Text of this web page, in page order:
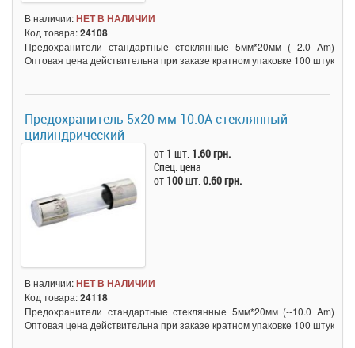
В наличии:НЕТ В НАЛИЧИИ
Код товара:24108
Предохранители стандартные стеклянные 5мм*20мм (--2.0 Am)
Оптовая цена действительна при заказе кратном упаковке 100 штук
Предохранитель 5x20 мм 10.0A стеклянный
цилиндрический
от 1 шт. 1.60 грн.
Спец. цена
от 100шт.0.60 грн.
В наличии:НЕТ В НАЛИЧИИ
Код товара:24118
Предохранители стандартные стеклянные 5мм*20мм (--10.0 Am)
Оптовая цена действительна при заказе кратном упаковке 100 штук